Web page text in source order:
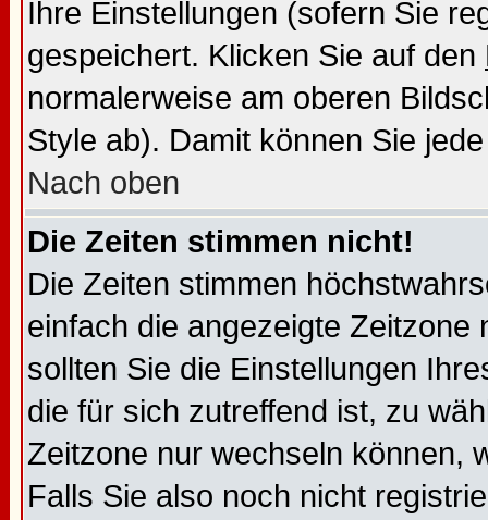
Ihre Einstellungen (sofern Sie
gespeichert. Klicken Sie auf den
normalerweise am oberen
Style ab). Damit können Sie
Nach oben
Die Zeiten stimmen nicht!
Die Zeiten stimmen
einfach die angezeigte
sollten Sie die Einstellungen
die für sich zutreffend ist, zu
Zeitzone nur wechseln können,
Falls Sie also noch nicht